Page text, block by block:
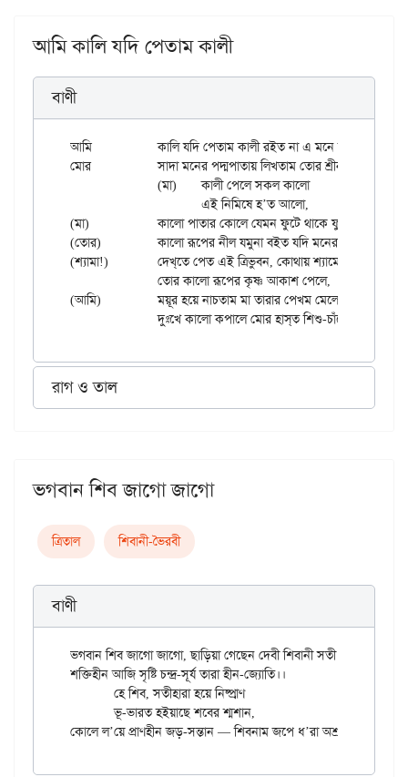
আমি কালি যদি পেতাম কালী
বাণী
আমি		কালি যদি পেতাম কালী রইত না এ মনে কালি।
মোর		সাদা মনের পদ্মপাতায় লিখ্তাম তোর শ্রীনাম খালি।।
(মা)		কালো পাতার কোলে যেমন ফুটে থাকে ফুলের ডালি।।
(তোর)		কালো রূপের নীল যমুনা বইত যদি মনের মাঝে,
(শ্যামা!)		দেখ্‌তে পেত এই ত্রিভুবন, কোথায় শ্যামের বেণু বাজে।
(আমি)		ময়ূর হয়ে নাচতাম মা তারার পেখম মেলে।
রাগ ও তাল
ভগবান শিব জাগো জাগো
ত্রিতাল শিবানী-ভৈরবী
বাণী
ভগবান শিব জাগো জাগো, ছাড়িয়া গেছেন দেবী শিবানী সতী।
শক্তিহীন আজি সৃষ্টি চন্দ্র-সূর্য তারা হীন-জ্যোতি।।
	ভূ-ভারত হইয়াছে শবের শ্মশান,